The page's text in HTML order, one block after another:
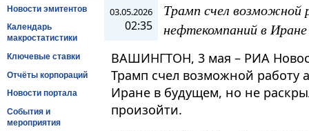
Новости эмитентов
Календарь
макростатистики
Ключевые ставки
Отчёты корпораций
Новости портала
События и
мероприятия
03.05.2026
02:35
Трамп счел возможной
нефтекомпаний в Иране
ВАШИНГТОН, 3 мая – РИА
Трамп счел возможной работу
Иране в будущем, но не
произойти.